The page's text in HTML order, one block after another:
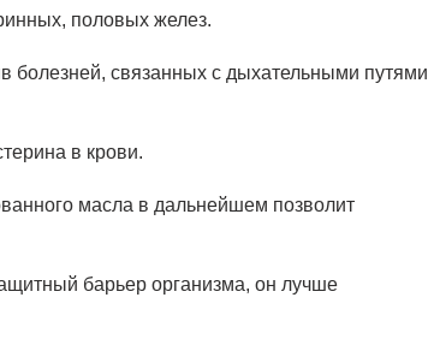
половых желез.
болезней, связанных с дыхательными путями
в крови.
масла в дальнейшем позволит
барьер организма, он лучше